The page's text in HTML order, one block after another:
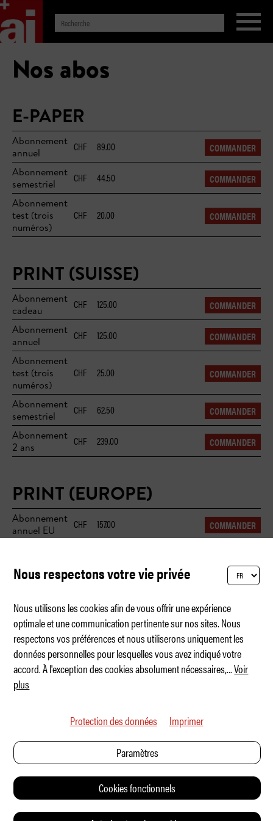
Nos abos
E-PAPER
Abonnement
annuel
CHF 89.00 COMMANDER
Abonnement
semestriel
CHF 44.50 COMMANDER
Abonnement
test (trois
numéros)
CHF 20.00 COMMANDER
PRINT (SUISSE)
Abonnement
cadeau
CHF 125.00 COMMANDER
Abonnement
annuel
CHF 125.00 COMMANDER
Abonnement
test (trois
numéros)
CHF 25.00 COMMANDER
Abonnement
semestriel
CHF 62.50 COMMANDER
Abonnement
2 ans
CHF 239.00 COMMANDER
PRINT (EUROPE)
Abonnement
annuel EU
CHF 157.00 COMMANDER
PRINT (ÉTRANGER)
Abonnement
annuel
étranger
CHF 192.00 COMMANDER
Abonnement
2 ans
Nous respectons votre vie privée
Nous utilisons les cookies afin de vous offrir une expérience
optimale et une communication pertinente sur nos sites. Nous
respectons vos préférences et nous utiliserons uniquement les
données personnelles pour lesquelles vous avez indiqué votre
accord. À l'exception des cookies absolument nécessaires,...Voir
plus
Protection des données Imprimer
Paramètres
Cookies fonctionnels